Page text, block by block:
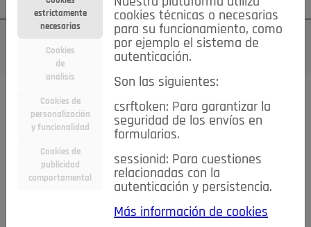
TODAS Deporte Bicicletas Deportes y Ocio
Electrodomésticos
Niños y Bebés Inmobiliaria Construcción y Reformas
Moda Accesorios Ropa Motor
Motor y Accesorios Motos Ocio
estrictamente
necesarias
Cookies
de
análisis
Cookies de
personalización
y funcionalidad
Cookies de
publicidad
comportamental
cookies técnicas o necesarias
para su funcionamiento, como
por ejemplo el sistema de
autenticación.
Son las siguientes:
csrftoken: Para garantizar la
seguridad de los envíos en
formularios.
sessionid: Para cuestiones
relacionadas con la
autenticación y persistencia.
Más información de cookies